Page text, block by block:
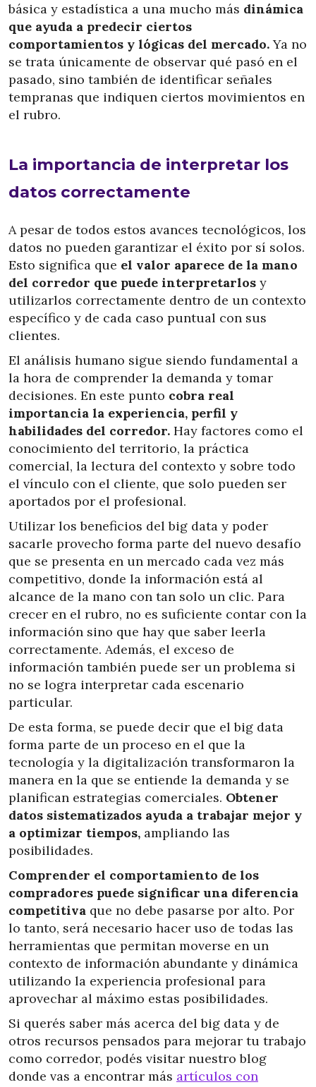
básica y estadística a una mucho más dinámica
que ayuda a predecir ciertos
comportamientos y lógicas del mercado.Ya no
se trata únicamente de observar qué pasó en el
pasado, sino también de identificar señales
tempranas que indiquen ciertos movimientos en
el rubro.
La importancia de interpretar los
datos correctamente
A pesar de todos estos avances tecnológicos, los
datos no pueden garantizar el éxito por sí solos.
Esto significa que el valor aparece de la mano
del corredor que puede interpretarlos y
utilizarlos correctamente dentro de un contexto
específico y de cada caso puntual con sus
clientes.
El análisis humano sigue siendo fundamental a
la hora de comprender la demanda y tomar
decisiones. En este punto cobra real
importancia la experiencia, perfil y
habilidades del corredor. Hay factores como el
conocimiento del territorio, la práctica
comercial, la lectura del contexto y sobre todo
el vínculo con el cliente, que solo pueden ser
aportados por el profesional.
Utilizar los beneficios del big data y poder
sacarle provecho forma parte del nuevo desafío
que se presenta en un mercado cada vez más
competitivo, donde la información está al
alcance de la mano con tan solo un clic. Para
crecer en el rubro, no es suficiente contar con la
información sino que hay que saber leerla
correctamente. Además, el exceso de
información también puede ser un problema si
no se logra interpretar cada escenario
particular.
De esta forma, se puede decir que el big data
forma parte de un proceso en el que la
tecnología y la digitalización transformaron la
manera en la que se entiende la demanda y se
planifican estrategias comerciales. Obtener
datos sistematizados ayuda a trabajar mejor y
a optimizar tiempos, ampliando las
posibilidades.
Comprender el comportamiento de los
compradores puede significar una diferencia
competitiva que no debe pasarse por alto. Por
lo tanto, será necesario hacer uso de todas las
herramientas que permitan moverse en un
contexto de información abundante y dinámica
utilizando la experiencia profesional para
aprovechar al máximo estas posibilidades.
Si querés saber más acerca del big data y de
otros recursos pensados para mejorar tu trabajo
como corredor, podés visitar nuestro blog
donde vas a encontrar más artículos con